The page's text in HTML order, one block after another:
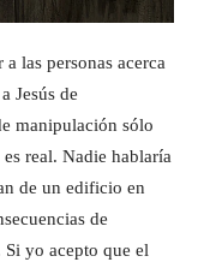
las personas acerca
Jesús de
manipulación sólo
real. Nadie hablaría
de un edificio en
de
Si yo acepto que el